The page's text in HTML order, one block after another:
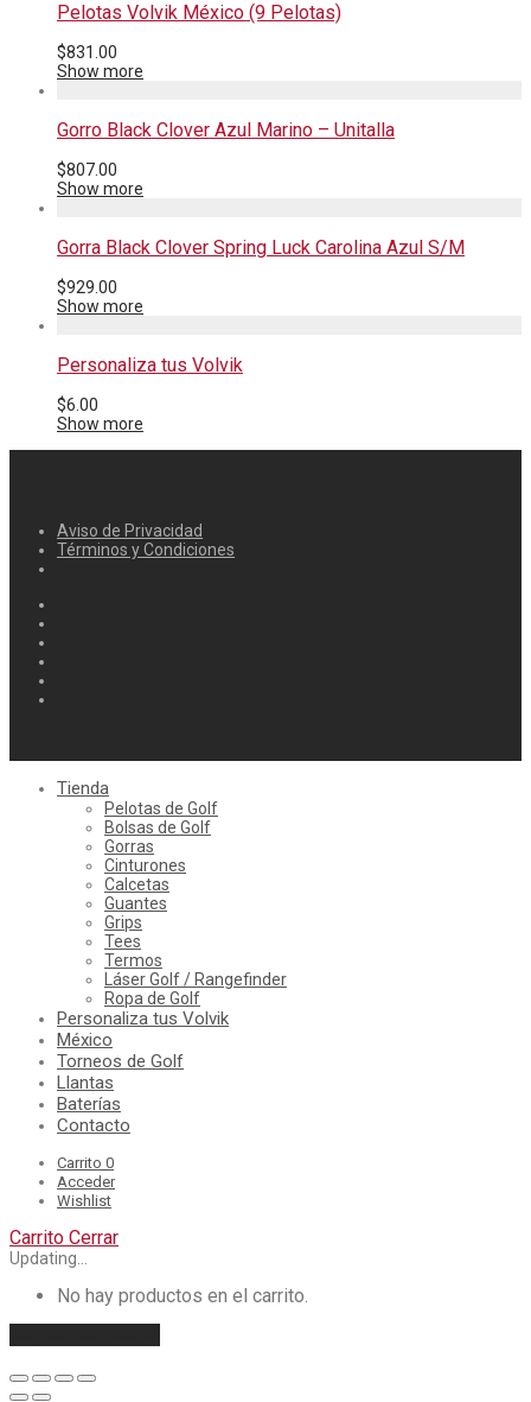
Pelotas Volvik México (9 Pelotas)
$831.00
Show more
Gorro Black Clover Azul Marino – Unitalla
$807.00
Show more
Gorra Black Clover Spring Luck Carolina Azul S/M
$929.00
Show more
Personaliza tus Volvik
$6.00
Show more
Aviso de Privacidad
Términos y Condiciones
Tienda
Pelotas de Golf
Bolsas de Golf
Gorras
Cinturones
Calcetas
Guantes
Grips
Tees
Termos
Láser Golf / Rangefinder
Ropa de Golf
Personaliza tus Volvik
México
Torneos de Golf
Llantas
Baterías
Contacto
Carrito 0
Acceder
Wishlist
Carrito Cerrar
Updating…
No hay productos en el carrito.